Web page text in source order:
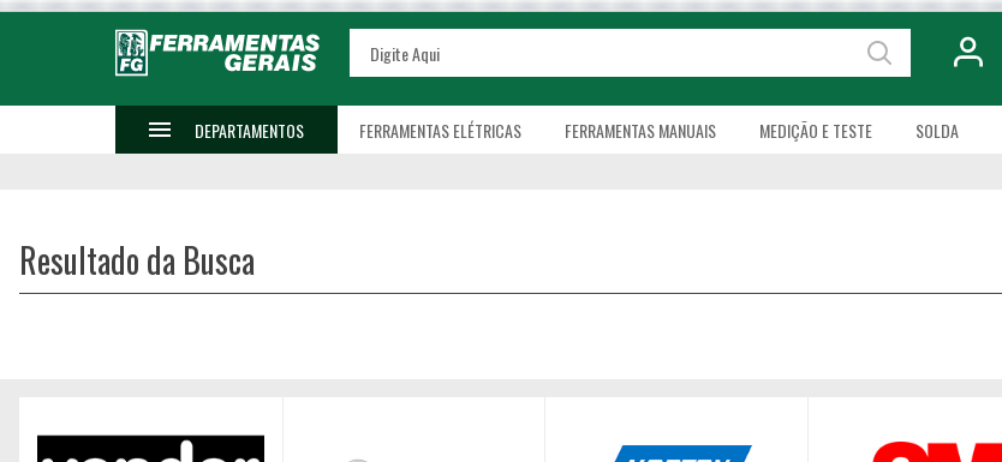
DEPARTAMENTOS FERRAMENTAS ELÉTRICAS FERRAMENTAS MANUAIS MEDIÇÃO E TESTE SOLDA
Resultado da Busca